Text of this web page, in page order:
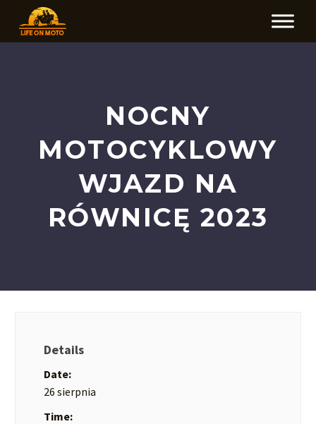
NOCNY
MOTOCYKLOWY
WJAZD NA
RÓWNICĘ 2023
Details
Date:
26 sierpnia
Time: